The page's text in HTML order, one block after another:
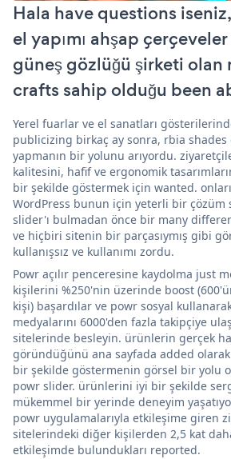
Hala have questions
el yapımı ahşap
güneş gözlüğü şirketi olan
crafts sahip olduğu been
Yerel fuarlar ve el sanatları
publicizing birkaç ay sonra, rbia shades
yapmanın bir yolunu arıyordu.
kalitesini, hafif ve ergonomik
bir şekilde göstermek için wanted.
WordPress bunun için yeterli bir çözüm
slider'ı bulmadan önce bir many
ve hiçbiri sitenin bir parçasıymış gibi
kullanışsız ve kullanımı zordu.
Powr açılır penceresine kaydolma just
kişilerini %250'nin üzerinde boost
kişi) başardılar ve powr sosyal
medyalarını 6000'den fazla takipçiye
sitelerinde besleyin. ürünlerin gerçek
göründüğünü ana sayfada added
bir şekilde göstermenin görsel bir yolu
powr slider. ürünlerini iyi bir şekilde
mükemmel bir yerinde deneyim
powr uygulamalarıyla etkileşime giren
sitelerindeki diğer kişilerden 2,5 kat
etkileşimde bulundukları reported.